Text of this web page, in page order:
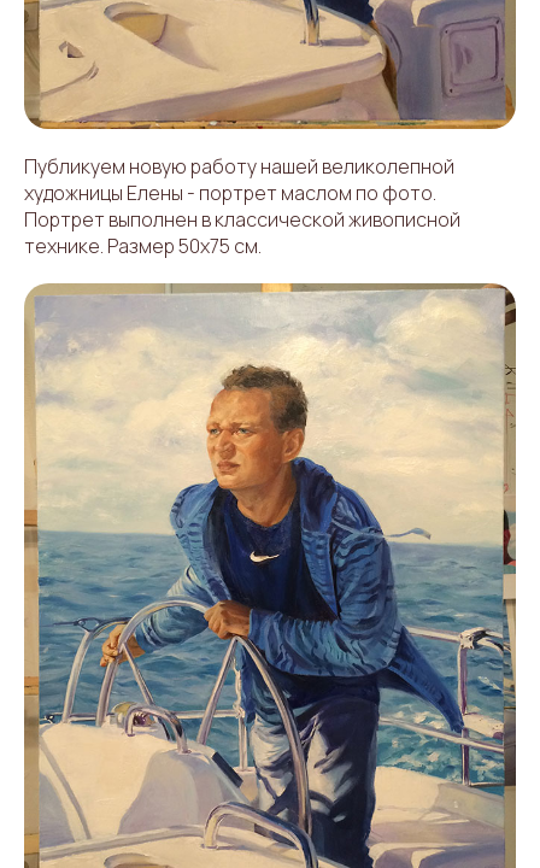
Публикуем новую работу нашей великолепной
художницы Елены - портрет маслом по фото.
Портрет выполнен в классической живописной
технике. Размер 50х75 см.